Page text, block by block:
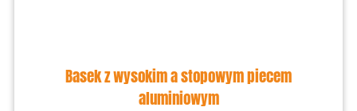
Basek z wysokim a stopowym piecem
aluminiowym